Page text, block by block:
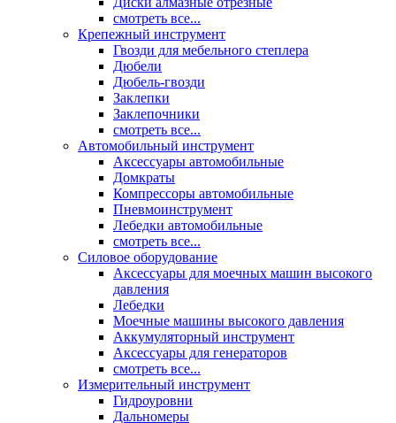
смотреть все...
Крепежный инструмент
Гвозди для мебельного степлера
Дюбели
Дюбель-гвозди
Заклепки
Заклепочники
смотреть все...
Автомобильный инструмент
Аксессуары автомобильные
Домкраты
Компрессоры автомобильные
Пневмоинструмент
Лебедки автомобильные
смотреть все...
Силовое оборудование
Аксессуары для моечных машин высокого
давления
Лебедки
Моечные машины высокого давления
Аккумуляторный инструмент
Аксессуары для генераторов
смотреть все...
Измерительный инструмент
Гидроуровни
Дальномеры